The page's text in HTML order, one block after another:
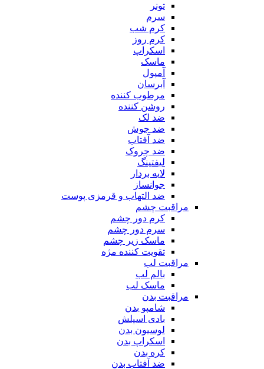
تونر
سرم
کرم شب
کرم روز
اسکراپ
ماسک
آمپول
آبرسان
مرطوب کننده
روشن کننده
ضد لک
ضد جوش
ضد آفتاب
ضد چروک
لیفتینگ
لایه بردار
جوانساز
ضد التهاب و قرمزی پوست
مراقبت چشم
کرم دور چشم
سرم دور چشم
ماسک زیر چشم
تقویت کننده مژه
مراقبت لب
بالم لب
ماسک لب
مراقبت بدن
شامپو بدن
بادی اسپلش
لوسیون بدن
اسکراپ بدن
کره بدن
ضد آفتاب بدن